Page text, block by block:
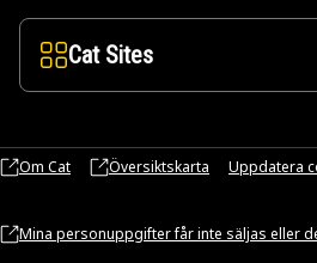
Cat Sites
Om Cat Översiktskarta Uppdatera
Mina personuppgifter får inte säljas eller